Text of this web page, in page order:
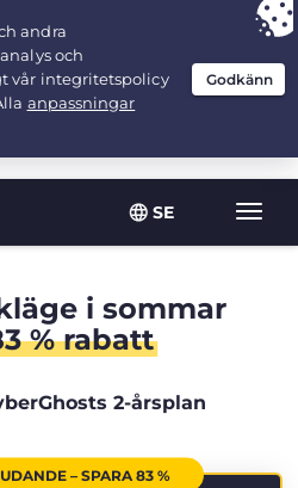
SE
Växla
for 2.1666666666667-years at $
/month
i sommar
% rabatt
2-årsplan
– SPARA 83 %